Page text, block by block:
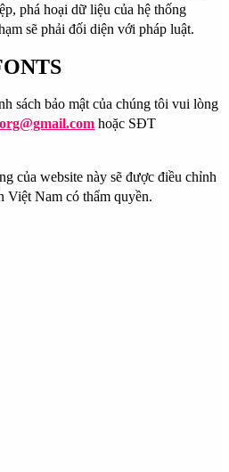
phá hoại dữ liệu của hệ thống
sẽ phải đối diện với pháp luật.
sách bảo mật của chúng tôi vui lòng
hoặc SĐT
của website này sẽ được điều chỉnh
Việt Nam có thẩm quyền.